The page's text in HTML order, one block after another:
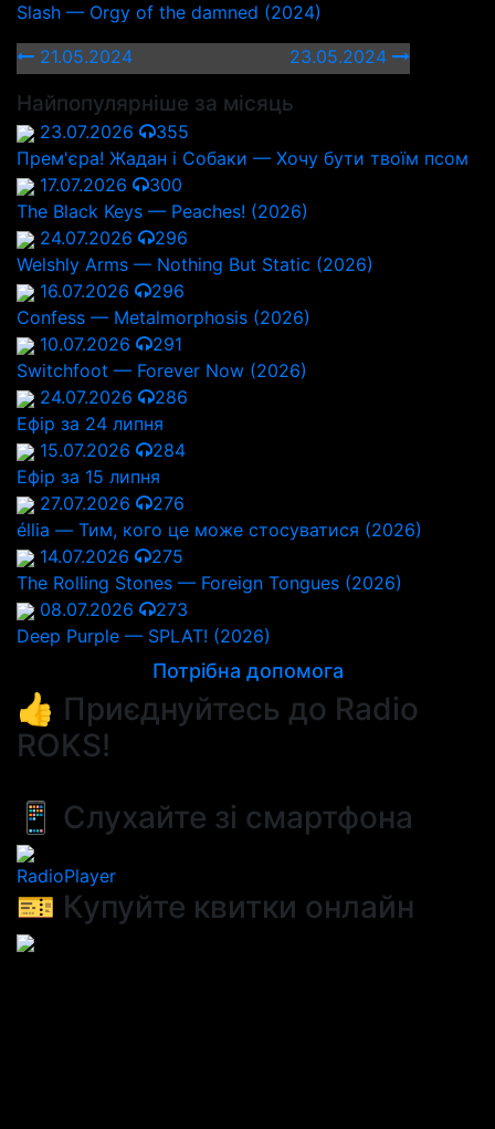
Slash — Orgy of the damned (2024)
21.05.2024
23.05.2024
Найпопулярніше за місяць
23.07.2026
355
Прем'єра! Жадан і Собаки — Хочу бути твоїм псом
17.07.2026
300
The Black Keys — Peaches! (2026)
24.07.2026
296
Welshly Arms — Nothing But Static (2026)
16.07.2026
296
Confess — Metalmorphosis (2026)
10.07.2026
291
Switchfoot — Forever Now (2026)
24.07.2026
286
Ефір за 24 липня
15.07.2026
284
Ефір за 15 липня
27.07.2026
276
éllia — Тим, кого це може стосуватися (2026)
14.07.2026
275
The Rolling Stones — Foreign Tongues (2026)
08.07.2026
273
Deep Purple — SPLAT! (2026)
Потрібна допомога
👍 Приєднуйтесь до Radio
ROKS!
📱 Слухайте зі смартфона
RadioPlayer
🎫 Купуйте квитки онлайн